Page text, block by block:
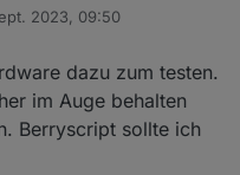
mal eine Versionnummer
Bezug Watt ist x steuere
am Scluss, sollte erst
wir einen Button
2023, 09:50
dazu zum testen.
im Auge behalten
Berryscript sollte ich